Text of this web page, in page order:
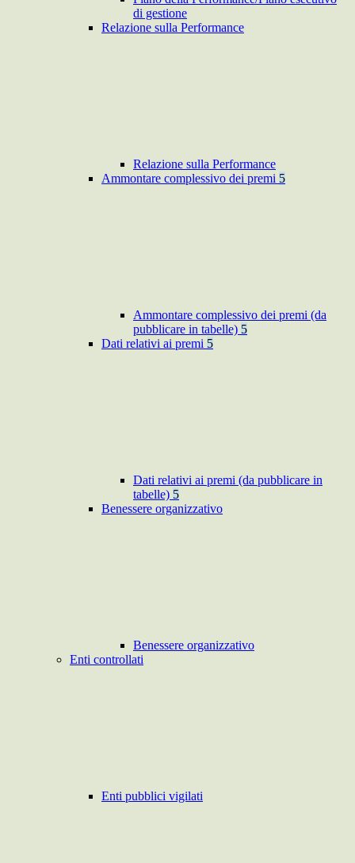
di gestione
Relazione sulla Performance
Relazione sulla Performance
Ammontare complessivo dei premi 5
Ammontare complessivo dei premi (da
pubblicare in tabelle) 5
Dati relativi ai premi 5
Dati relativi ai premi (da pubblicare in
tabelle) 5
Benessere organizzativo
Benessere organizzativo
Enti controllati
Enti pubblici vigilati